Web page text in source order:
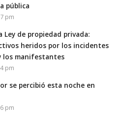
pública
pm
Ley de propiedad privada:
heridos por los incidentes
los manifestantes
pm
se percibió esta noche en
pm